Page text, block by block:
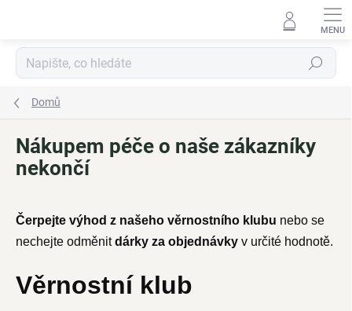
Hledat
Domů
Nákupem péče o naše zákazníky
nekončí
Čerpejte výhod z našeho věrnostního klubu nebo se
nechejte odměnitdárky za objednávky v určité hodnotě.
Věrnostní klub